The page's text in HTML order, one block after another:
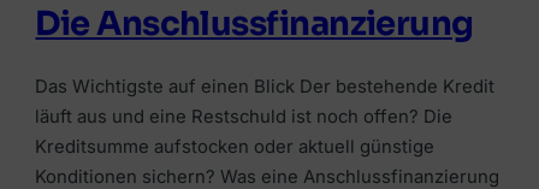
Die Anschlussfinanzierung
Das Wichtigste auf einen Blick Der bestehende Kredit
läuft aus und eine Restschuld ist noch offen? Die
Kreditsumme aufstocken oder aktuell günstige
Konditionen sichern? Was eine Anschlussfinanzierung